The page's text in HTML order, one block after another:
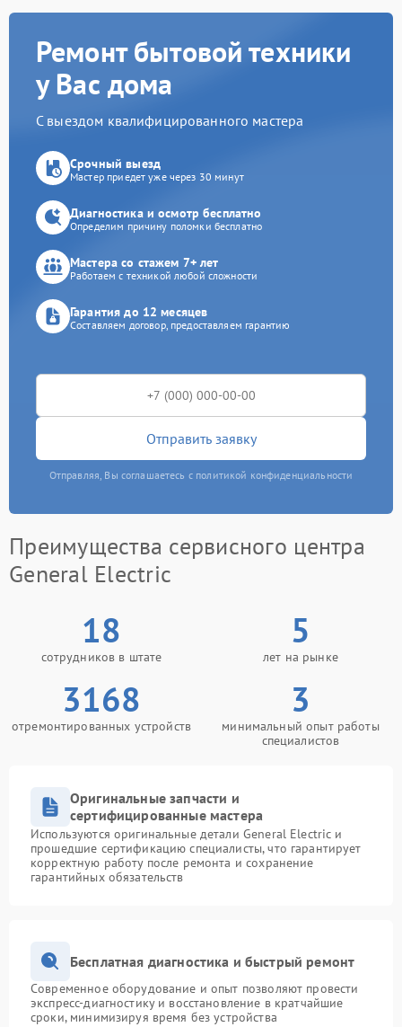
Ремонт бытовой техники
у Вас дома
С выездом квалифицированного мастера
Срочный выезд
Мастер приедет уже через 30 минут
Диагностика и осмотр бесплатно
Определим причину поломки бесплатно
Мастера со стажем 7+ лет
Работаем с техникой любой сложности
Гарантия до 12 месяцев
Составляем договор, предоставляем гарантию
Отправить заявку
Отправляя, Вы соглашаетесь с политикой конфиденциальности
Преимущества сервисного центра
General Electric
18
сотрудников в штате
5
лет на рынке
3168
отремонтированных устройств
3
минимальный опыт работы
специалистов
Оригинальные запчасти и
сертифицированные мастера
Используются оригинальные детали General Electric и
прошедшие сертификацию специалисты, что гарантирует
корректную работу после ремонта и сохранение
гарантийных обязательств
Бесплатная диагностика и быстрый ремонт
Современное оборудование и опыт позволяют провести
экспресс-диагностику и восстановление в кратчайшие
сроки, минимизируя время без устройства